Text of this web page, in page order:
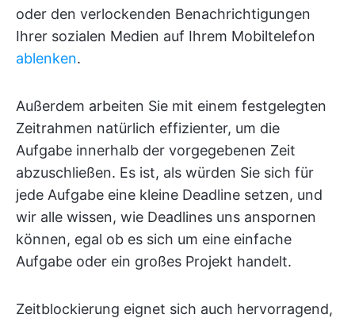
oder den verlockenden Benachrichtigungen
Ihrer sozialen Medien auf Ihrem Mobiltelefon
ablenken.
Außerdem arbeiten Sie mit einem festgelegten
Zeitrahmen natürlich effizienter, um die
Aufgabe innerhalb der vorgegebenen Zeit
abzuschließen. Es ist, als würden Sie sich für
jede Aufgabe eine kleine Deadline setzen, und
wir alle wissen, wie Deadlines uns anspornen
können, egal ob es sich um eine einfache
Aufgabe oder ein großes Projekt handelt.
Zeitblockierung eignet sich auch hervorragend,